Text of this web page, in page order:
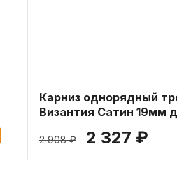
Карниз однорядный
Византия Сатин 19мм
2 908 ₽ 2 327 ₽